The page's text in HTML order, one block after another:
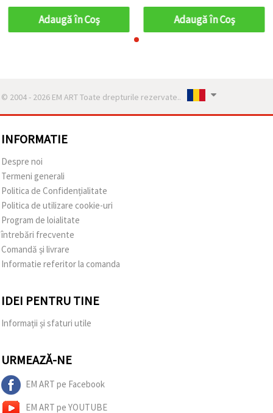
Adaugă în Coş Adaugă în Coş
© 2004 - 2026 EM ART Toate drepturile rezervate..
INFORMATIE
Despre noi
Termeni generali
Politica de Confidențialitate
Politica de utilizare cookie-uri
Program de loialitate
întrebări frecvente
Comandă și livrare
Informatie referitor la comanda
IDEI PENTRU TINE
Informații și sfaturi utile
URMEAZĂ-NE
EM ART pe Facebook
EM ART pe YOUTUBE